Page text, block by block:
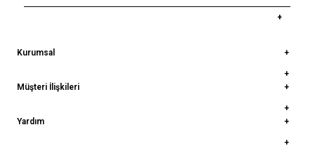
Kurumsal
Müşteri İlişkileri
Yardım